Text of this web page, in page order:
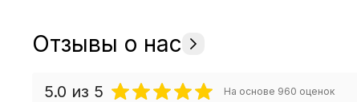
Отзывы о нас
5.0 из 5 На основе 960 оценок